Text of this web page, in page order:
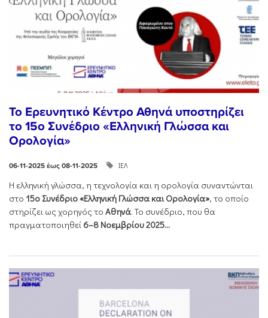
Το Ερευνητικό Κέντρο Αθηνά υποστηρίζει
το 15ο Συνέδριο «Ελληνική Γλώσσα και
Ορολογία»
06-11-2025 έως 08-11-2025 ΙΕΛ
Η ελληνική γλώσσα, η τεχνολογία και η ορολογία συναντώνται
στο 15ο Συνέδριο «Ελληνική Γλώσσα και Ορολογία», το οποίο
στηρίζει ως χορηγός το Αθηνά. Το συνέδριο, που θα
πραγματοποιηθεί 6–8 Νοεμβρίου 2025...